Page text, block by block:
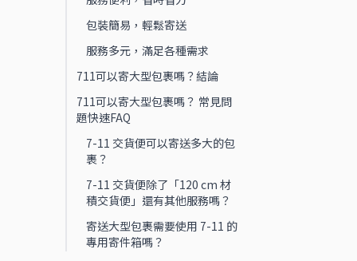
包裝簡易，輕鬆寄送
服務多元，滿足各種需求
711可以寄大型包裹嗎？結論
711可以寄大型包裹嗎？ 常見問
題快速FAQ
7-11 交貨便可以寄送多大的包
裹？
7-11 交貨便除了「120 cm 材
積交貨便」還有其他服務嗎？
寄送大型包裹需要使用 7-11 的
專用寄件箱嗎？